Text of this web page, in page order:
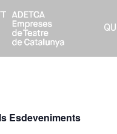
Esdeveniments